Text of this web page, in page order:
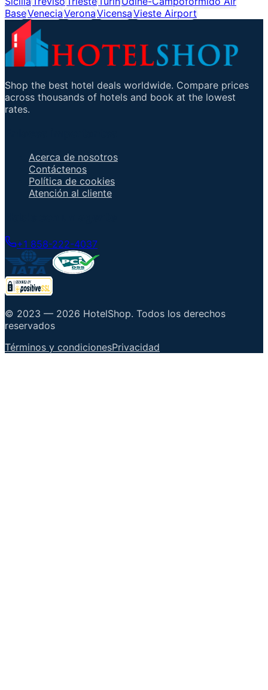
BaseVeneciaVeronaVicensaVieste Airport
Shop the best hotel deals worldwide. Compare prices
across thousands of hotels and book at the lowest
rates.
Acerca de nosotros
Contáctenos
Política de cookies
Atención al cliente
+1 858-222-4037
© 2023 — 2026 HotelShop. Todos los derechos
reservados
Términos y condicionesPrivacidad